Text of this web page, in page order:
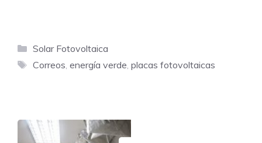
Categorías
Solar Fotovoltaica
Etiquetas
Correos, energía verde, placas fotovoltaicas